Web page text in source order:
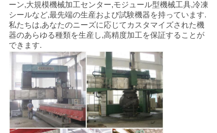
ーン,大規模機械加工センター,モジュール型機械工具,冷凍
シールなど,最先端の生産および試験機器を持っています.
私たちは,あなたのニーズに応じてカスタマイズされた機
器のあらゆる種類を生産し,高精度加工を保証することが
できます.